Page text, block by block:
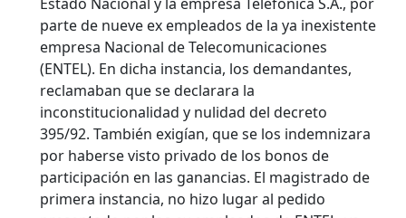
parte de nueve ex empleados de la ya inexistente
empresa Nacional de Telecomunicaciones
(ENTEL). En dicha instancia, los demandantes,
reclamaban que se declarara la
inconstitucionalidad y nulidad del decreto
395/92. También exigían, que se los indemnizara
por haberse visto privado de los bonos de
participación en las ganancias. El magistrado de
primera instancia, no hizo lugar al pedido